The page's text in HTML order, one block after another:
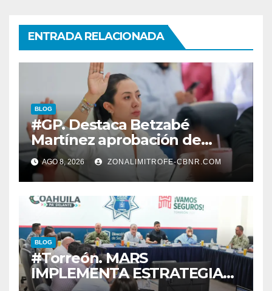
ENTRADA RELACIONADA
BLOG
#GP. Destaca Betzabé
Martínez aprobación de
nuevas normas para
fortalecer la ética y
transparencia*
AGO 8, 2026 ZONALIMITROFE-CBNR.COM
BLOG
#Torreón. MARS
IMPLEMENTA ESTRATEGIA